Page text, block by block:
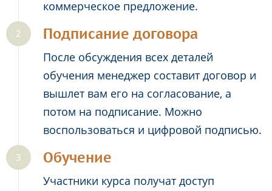
коммерческое предложение.
Подписание договора
После обсуждения всех деталей
обучения менеджер составит договор и
вышлет вам его на согласование, а
потом на подписание. Можно
воспользоваться и цифровой подписью.
Обучение
Участники курса получат доступ